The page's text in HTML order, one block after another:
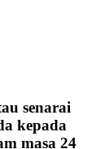
senarai
kepada
masa 24